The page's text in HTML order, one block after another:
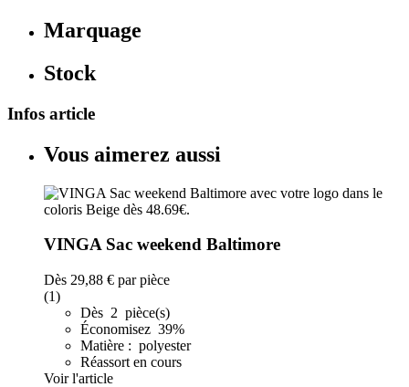
Marquage
Stock
Infos article
Vous aimerez aussi
VINGA Sac weekend Baltimore
Dès 29,88 € par pièce
(1)
Dès 2 pièce(s)
Économisez 39%
Matière : polyester
Réassort en cours
Voir l'article